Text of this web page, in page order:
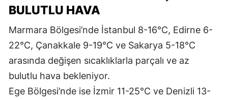
BULUTLU HAVA
Marmara Bölgesi’nde İstanbul 8-16°C, Edirne 6-
22°C, Çanakkale 9-19°C ve Sakarya 5-18°C
arasında değişen sıcaklıklarla parçalı ve az
bulutlu hava bekleniyor.
Ege Bölgesi’nde ise İzmir 11-25°C ve Denizli 13-